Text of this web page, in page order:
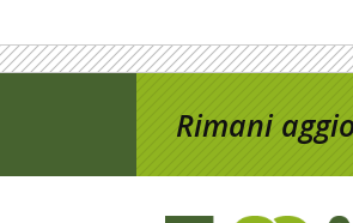
Rimani